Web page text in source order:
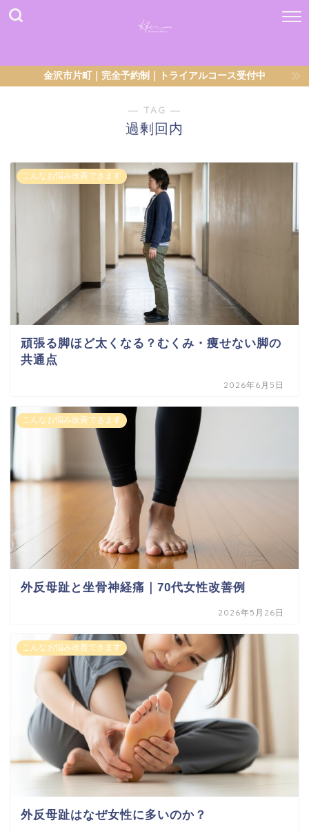
金沢市片町｜完全予約制｜トライアルコース受付中
― TAG ―
過剰回内
こんなお悩み改善できます
頑張る脚ほど太くなる？むくみ・痩せない脚の
共通点
2026年6月5日
こんなお悩み改善できます
外反母趾と坐骨神経痛｜70代女性改善例
2026年5月26日
こんなお悩み改善できます
外反母趾はなぜ女性に多いのか？